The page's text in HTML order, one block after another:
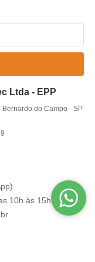
Ltda - EPP
Bernardo do Campo -SP
10h às 15h